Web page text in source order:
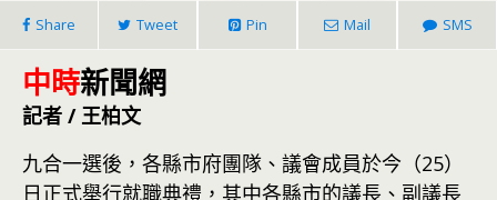
Share Tweet Pin Mail SMS
中時新聞網
記者 / 王柏文
九合一選後，各縣市府團隊、議會成員於今（25）
日正式舉行就職典禮，其中各縣市的議長、副議長